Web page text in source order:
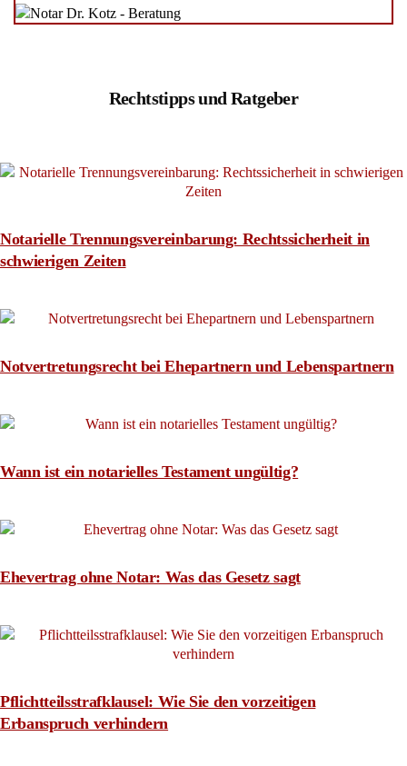
Rechtstipps und Ratgeber
Notarielle Trennungsvereinbarung: Rechtssicherheit in
schwierigen Zeiten
Notvertretungsrecht bei Ehepartnern und Lebenspartnern
Wann ist ein notarielles Testament ungültig?
Ehevertrag ohne Notar: Was das Gesetz sagt
Pflichtteilsstrafklausel: Wie Sie den vorzeitigen
Erbanspruch verhindern